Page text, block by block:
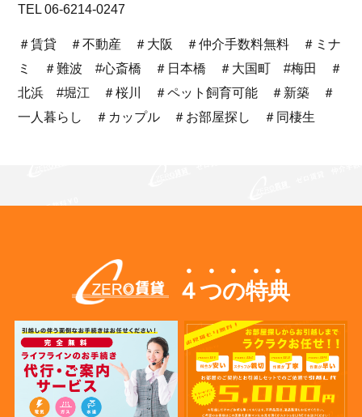
TEL 06-6214-0247
＃賃貸 ＃不動産 ＃大阪 ＃仲介手数料無料 ＃ミナ
ミ ＃難波 #心斎橋 ＃日本橋 ＃大国町 #梅田 ＃
北浜 #堀江 ＃桜川 ＃ペット飼育可能 ＃新築 ＃
一人暮らし ＃カップル ＃お部屋探し ＃同棲生
４つの特典